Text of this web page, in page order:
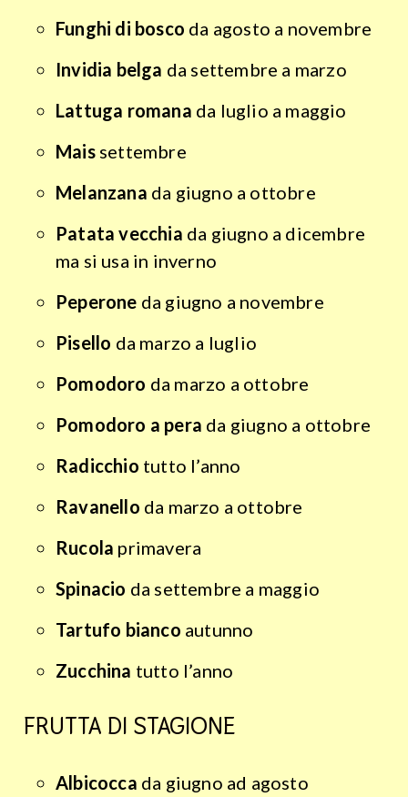
Funghi di bosco da agosto a novembre
Invidia belga da settembre a marzo
Lattuga romana da luglio a maggio
Maissettembre
Melanzana da giugno a ottobre
Patata vecchia da giugno a dicembre
ma si usa in inverno
Peperone da giugno a novembre
Pisello da marzo a luglio
Pomodoro da marzo a ottobre
Pomodoro a pera da giugno a ottobre
Radicchio tutto l’anno
Ravanello da marzo a ottobre
Rucola primavera
Spinacio da settembre a maggio
Tartufo bianco autunno
Zucchina tutto l’anno
FRUTTA DI STAGIONE
Albicocca da giugno ad agosto